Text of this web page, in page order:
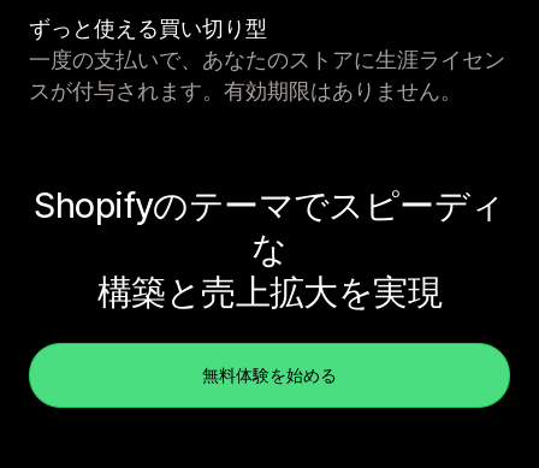
ずっと使える買い切り型
一度の支払いで、あなたのストアに生涯ライセン
スが付与されます。有効期限はありません。
Shopifyのテーマでスピーディ
な
構築と売上拡大を実現
無料体験を始める